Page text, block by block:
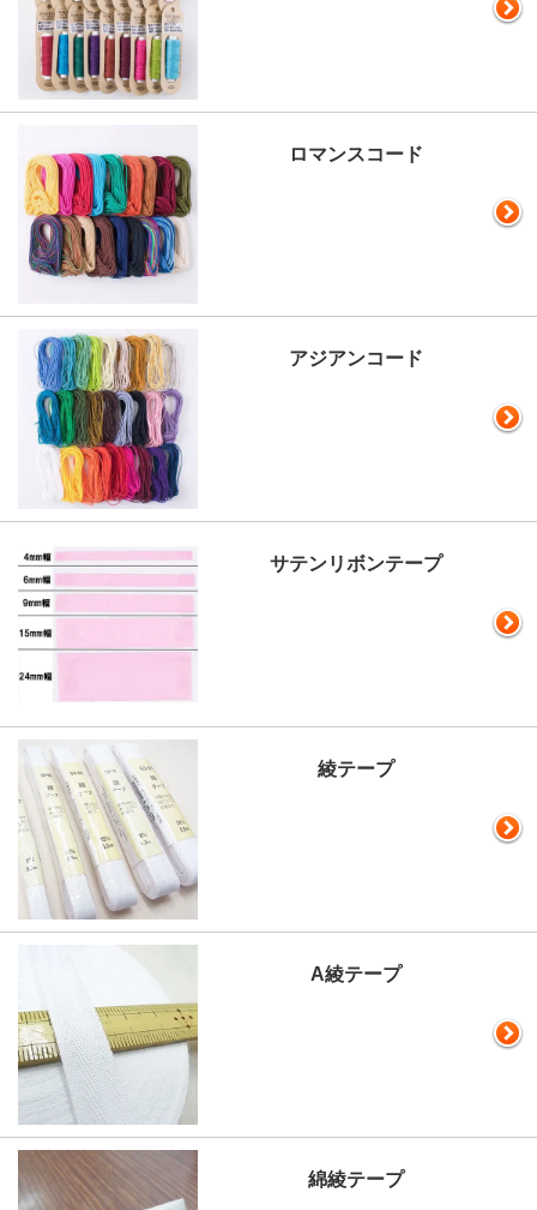
ロマンスコード
アジアンコード
サテンリボンテープ
綾テープ
A綾テープ
綿綾テープ